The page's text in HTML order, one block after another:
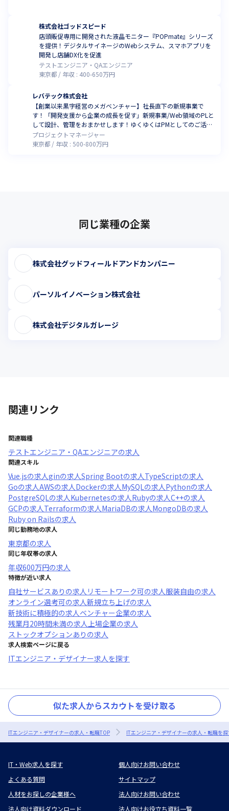
株式会社ゴッドスピード
店頭販促専用に開発された液晶モニター『POPmate』シリーズ
を提供！デジタルサイネージのWebシステム、スマホアプリを
開発し店舗DX化を促進
テストエンジニア・QAエンジニア
東京都
年収 : 400-650万円
レバテック株式会社
【創業以来黒字経営のメガベンチャー】社長直下の新規事業で
す！「開発支援から企業の成長を促す」新規事業/Web領域のPLと
して設計、管理をおまかせします！ゆくゆくはPMとしてのご活躍
を期待しています。
プロジェクトマネージャー
東京都
年収 : 500-800万円
同じ業種の企業
株式会社グッドフィールドアンドカンパニー
パーソルイノベーション株式会社
株式会社デジタルガレージ
関連リンク
関連職種
テストエンジニア・QAエンジニアの求人
関連スキル
Vue.jsの求人ginの求人Spring Bootの求人TypeScriptの求人
Goの求人AWSの求人Dockerの求人MySQLの求人Pythonの求人
PostgreSQLの求人Kubernetesの求人Rubyの求人C++の求人
GCPの求人Terraformの求人MariaDBの求人MongoDBの求人
Ruby on Railsの求人
同じ勤務地の求人
東京都の求人
同じ年収帯の求人
年収600万円の求人
特徴が近い求人
自社サービスあり の求人 リモートワーク可の求人服装自由の求人
オンライン選考可の求人新規立ち上げの求人
新技術に積極的の求人ベンチャー企業の求人
残業月20時間未満の求人上場企業の求人
ストックオプションあり の求人
求人検索ページに戻る
ITエンジニア・デザイナー求人を探す
似た求人からスカウトを受け取る
ITエンジニア・デザイナーの求人・転職TOP ITエンジニア・デザイナーの求人・転職を
IT・Web求人を探す
個人向けお問い合わせ
よくある質問
サイトマップ
人材をお探しの企業様へ
法人向けお問い合わせ
法人向け資料ダウンロード
法人向けお役立ち資料一覧